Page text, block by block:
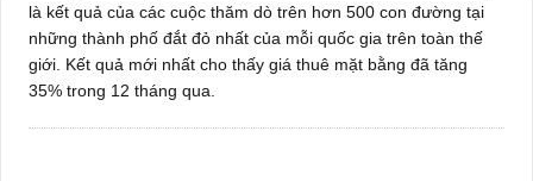
là kết quả của các cuộc thăm dò trên hơn 500 con đường tại
những thành phố đắt đỏ nhất của mỗi quốc gia trên toàn thế
giới. Kết quả mới nhất cho thấy giá thuê mặt bằng đã tăng
35% trong 12 tháng qua.